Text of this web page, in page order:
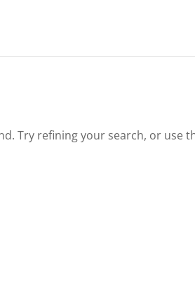
Try refining your search, or use